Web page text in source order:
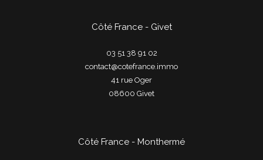
Côté France - Givet
03 51 38 91 02
contact@cotefrance.immo
41 rue Oger
08600
givet
Côté France - Monthermé